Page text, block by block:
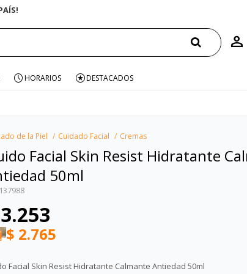
ENVÍO GRATIS EN COMPRAS +$1500 CON CUPÓN "ENVÍO"
HORARIOS DESTACADOS
de la Piel Cuidado Facial Cremas
Facial Skin Resist Hidratante
50ml
137988
3.253
$ 2.765
Facial Skin Resist Hidratante Calmante Antiedad 50ml